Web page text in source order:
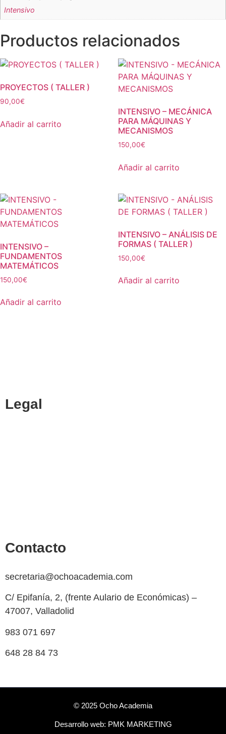
Intensivo
Productos relacionados
PROYECTOS ( TALLER )
90,00€
Añadir al carrito
INTENSIVO – MECÁNICA
PARA MÁQUINAS Y
MECANISMOS
150,00€
Añadir al carrito
INTENSIVO –
FUNDAMENTOS
MATEMÁTICOS
150,00€
Añadir al carrito
INTENSIVO – ANÁLISIS DE
FORMAS ( TALLER )
150,00€
Añadir al carrito
Legal
Contacto
secretaria@ochoacademia.com
C/ Epifanía, 2, (frente Aulario de Económicas) –
47007, Valladolid
983 071 697
648 28 84 73
© 2025 Ocho Academia
Desarrollo web: PMK MARKETING